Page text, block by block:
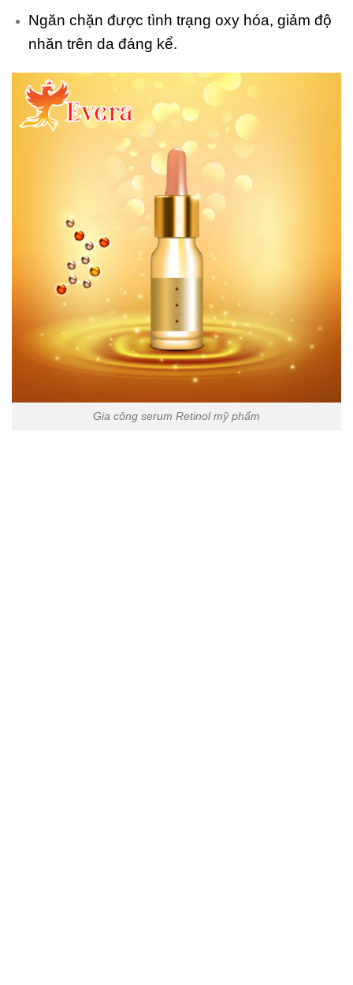
Ngăn chặn được tình trạng oxy hóa, giảm độ
nhăn trên da đáng kể.
Gia công serum Retinol mỹ phẩm